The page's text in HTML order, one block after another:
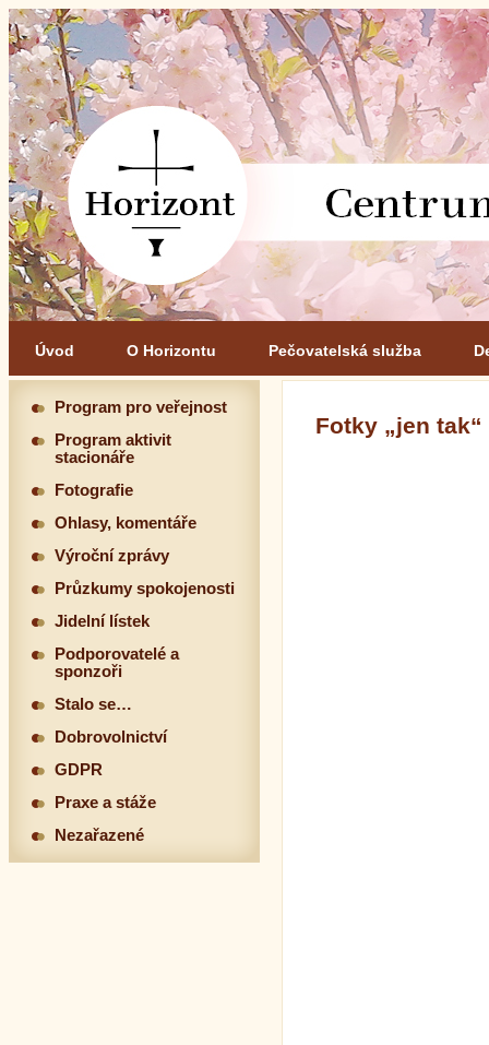
Úvod O Horizontu Pečovatelská služba
Fotky „jen tak“
Program pro veřejnost
Program aktivit
stacionáře
Fotografie
Ohlasy, komentáře
Výroční zprávy
Průzkumy spokojenosti
Jidelní lístek
Podporovatelé a
sponzoři
Stalo se…
Dobrovolnictví
GDPR
Praxe a stáže
Nezařazené